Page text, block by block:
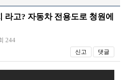
라고? 자동차 전용도로 청원에
244
신고 댓글